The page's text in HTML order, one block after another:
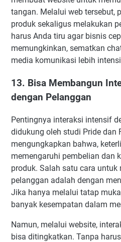
tangan. Melalui web tersebut,
produk sekaligus melakukan
harus Anda tiru agar bisnis
memungkinkan, sematkan
media komunikasi lebih
13. Bisa Membangun
dengan Pelanggan
Pentingnya interaksi intensif
didukung oleh studi Pride dan
mengungkapkan bahwa,
memengaruhi pembelian dan
produk. Salah satu cara untuk
pelanggan adalah dengan
Jika hanya melalui tatap
banyak kesempatan dalam
Namun, melalui website,
bisa ditingkatkan. Tanpa